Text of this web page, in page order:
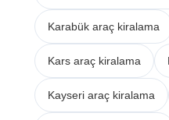
Karabük araç kiralama
Kars araç kiralama
Kayseri araç kiralama